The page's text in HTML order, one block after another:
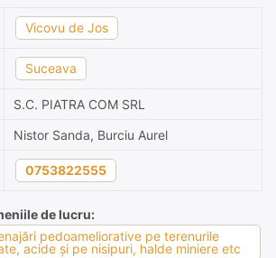
Vicovu de Jos
Suceava
S.C. PIATRA COM SRL
Nistor Sanda, Burciu Aurel
0753822555
de lucru:
pedoameliorative pe terenurile
acide şi pe nisipuri, halde miniere etc